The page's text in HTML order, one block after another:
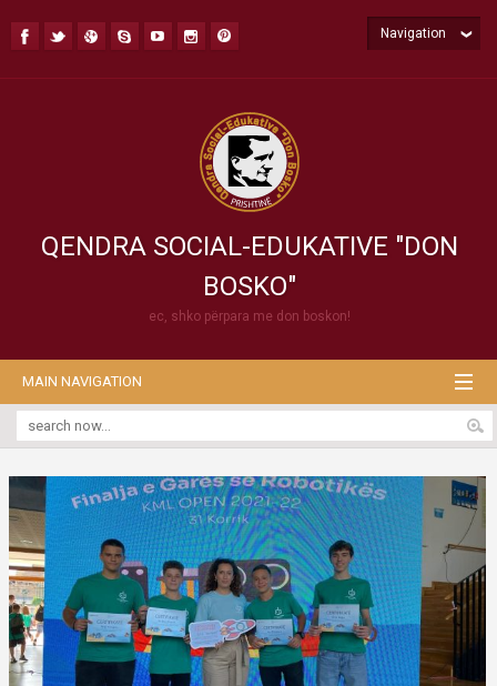
QENDRA SOCIAL-EDUKATIVE "DON
BOSKO"
ec, shko përpara me don boskon!
Navigation
MAIN NAVIGATION